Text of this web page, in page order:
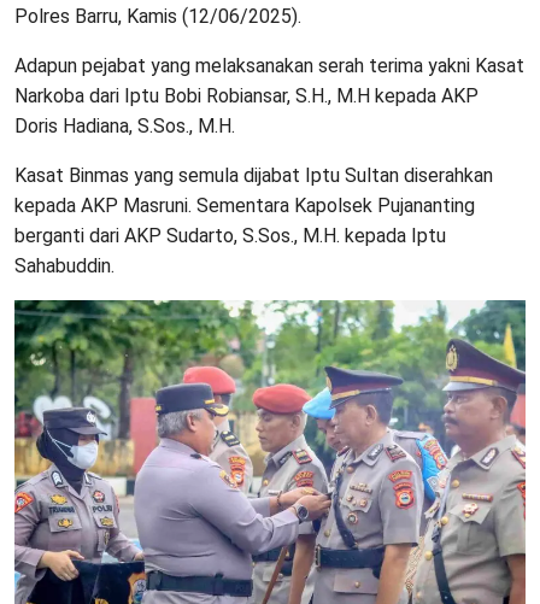
Polres Barru, Kamis (12/06/2025).
Adapun pejabat yang melaksanakan serah terima yakni Kasat
Narkoba dari Iptu Bobi Robiansar, S.H., M.H kepada AKP
Doris Hadiana, S.Sos., M.H.
Kasat Binmas yang semula dijabat Iptu Sultan diserahkan
kepada AKP Masruni. Sementara Kapolsek Pujananting
berganti dari AKP Sudarto, S.Sos., M.H. kepada Iptu
Sahabuddin.